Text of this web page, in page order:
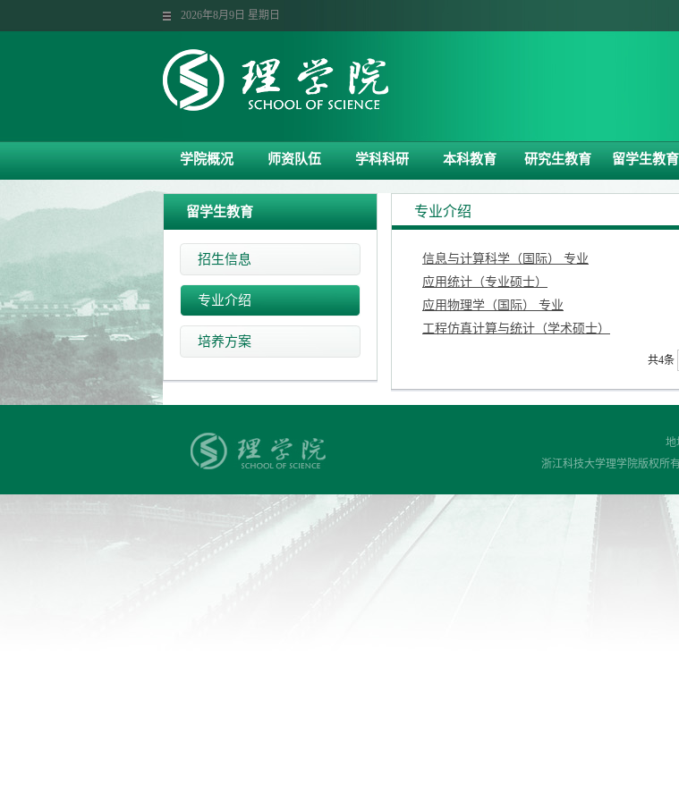
2026年8月9日 星期日
学院概况 师资队伍 学科科研 本科教育 研究生教育 留学生教育
留学生教育
招生信息
专业介绍
培养方案
专业介绍
信息与计算科学（国际） 专业
应用统计（专业硕士）
应用物理学（国际） 专业
工程仿真计算与统计（学术硕士）
共4条
地
浙江科技大学理学院版权所